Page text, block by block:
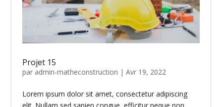
Projet 15
par admin-matheconstruction | Avr 19, 2022
Lorem ipsum dolor sit amet, consectetur adipiscing